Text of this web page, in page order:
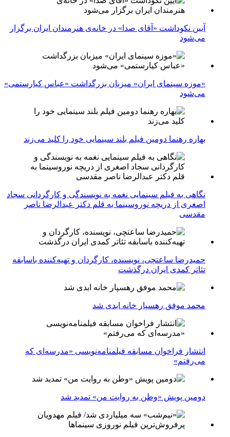
آیین نکوداشت «آقای صدا» در خانه‌ی هنرمندان ایران برگزار
می‌شود
«موزه سینمای ایران» میزبان بزرگداشت «عباس کیارستمی»
می‌شود
بهاره رهنما دومین فیلم بلند سینمایی خود را کلید می‌زند
نگاهی به فیلم سینمایی نغمه به نویسندگی و کارگردانی سجاد
اصغری از دریچه نوروسینما به قلم دکتر عبدالرضا ناصر
مقدسی
حمیدرضا ساعتچی، نویسنده، کارگردان و تهیه‌کننده باسابقه
تئاتر کمدی ایران درگذشت
محمد موفق رهسپار خانه ابدی شد
انتشار فراخوان مسابقه فیلمنامه‌نویسی «مدرسه‌ای که
می‌رفتم»
دومین پویش «وطن به روایت من» تمدید شد